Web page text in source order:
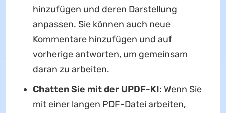
hinzufügen und deren Darstellung
anpassen. Sie können auch neue
Kommentare hinzufügen und auf
vorherige antworten, um gemeinsam
daran zu arbeiten.
Chatten Sie mit der UPDF-KI: Wenn Sie
mit einer langen PDF-Datei arbeiten,